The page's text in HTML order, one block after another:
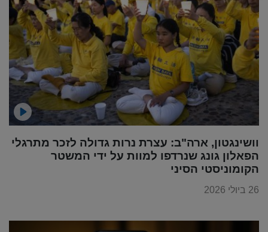
וושינגטון, ארה"ב: עצרת נרות גדולה לזכר מתרגלי
הפאלון גונג שנרדפו למוות על ידי המשטר
הקומוניסטי הסיני
26 ביולי 2026